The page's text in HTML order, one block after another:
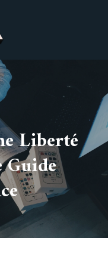
Liberté